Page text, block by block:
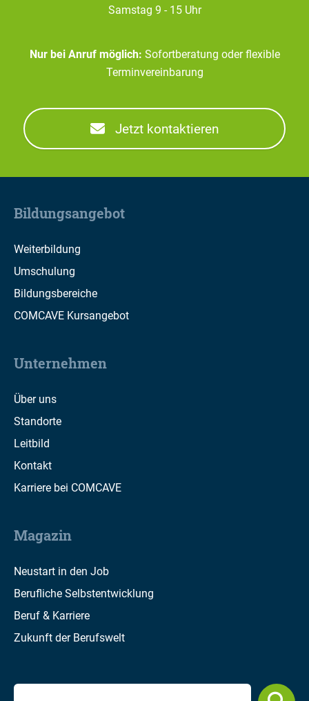
Samstag 9 - 15 Uhr
Nur bei Anruf möglich: Sofortberatung oder flexible
Terminvereinbarung
Jetzt kontaktieren
Bildungsangebot
Weiterbildung
Umschulung
Bildungsbereiche
COMCAVE Kursangebot
Unternehmen
Über uns
Standorte
Leitbild
Kontakt
Karriere bei COMCAVE
Magazin
Neustart in den Job
Berufliche Selbstentwicklung
Beruf & Karriere
Zukunft der Berufswelt